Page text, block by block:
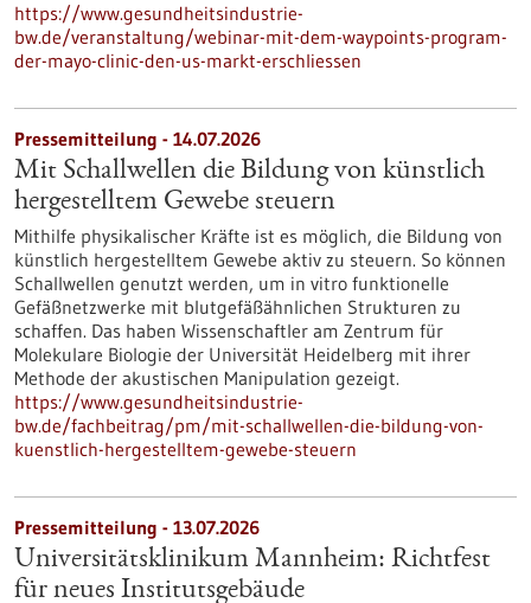
https://www.gesundheitsindustrie-
bw.de/veranstaltung/webinar-mit-dem-waypoints-program-
der-mayo-clinic-den-us-markt-erschliessen
Pressemitteilung - 14.07.2026
Mit Schallwellen die Bildung von künstlich
hergestelltem Gewebe steuern
Mithilfe physikalischer Kräfte ist es möglich, die Bildung von
künstlich hergestelltem Gewebe aktiv zu steuern. So können
Schallwellen genutzt werden, um in vitro funktionelle
Gefäßnetzwerke mit blutgefäßähnlichen Strukturen zu
schaffen. Das haben Wissenschaftler am Zentrum für
Molekulare Biologie der Universität Heidelberg mit ihrer
Methode der akustischen Manipulation gezeigt.
https://www.gesundheitsindustrie-
bw.de/fachbeitrag/pm/mit-schallwellen-die-bildung-von-
kuenstlich-hergestelltem-gewebe-steuern
Pressemitteilung - 13.07.2026
Universitätsklinikum Mannheim: Richtfest
für neues Institutsgebäude